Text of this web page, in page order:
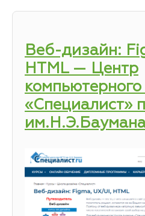
Веб-дизайн:
HTML — Центр
«Специалист»